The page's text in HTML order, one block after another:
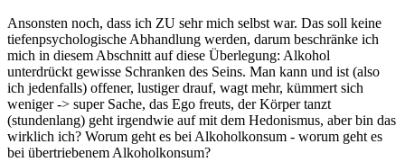
Ansonsten noch, dass ich ZU sehr mich selbst war. Das soll keine
tiefenpsychologische Abhandlung werden, darum beschränke ich
mich in diesem Abschnitt auf diese Überlegung: Alkohol
unterdrückt gewisse Schranken des Seins. Man kann und ist (also
ich jedenfalls) offener, lustiger drauf, wagt mehr, kümmert sich
weniger -> super Sache, das Ego freuts, der Körper tanzt
(stundenlang) geht irgendwie auf mit dem Hedonismus, aber bin das
wirklich ich? Worum geht es bei Alkoholkonsum - worum geht es
bei übertriebenem Alkoholkonsum?